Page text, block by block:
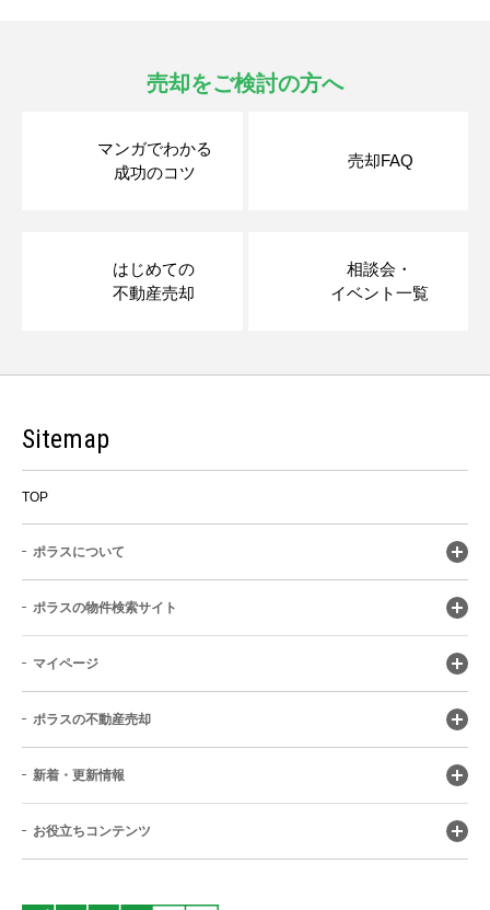
売却をご検討の方へ
マンガでわかる
成功のコツ
売却FAQ
はじめての
不動産売却
相談会・
イベント一覧
Sitemap
TOP
ポラスについて
ポラスの物件検索サイト
マイページ
ポラスの不動産売却
新着・更新情報
お役立ちコンテンツ